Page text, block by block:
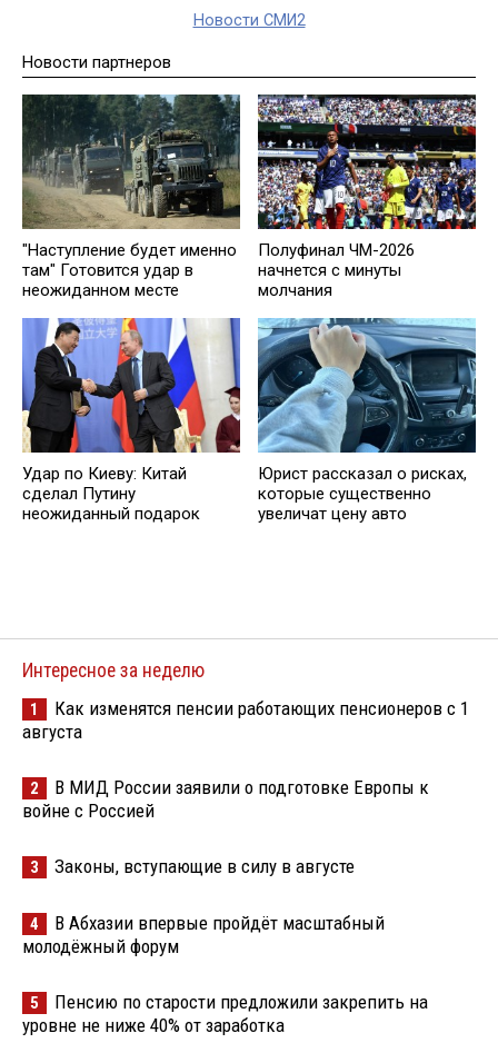
Новости СМИ2
Новости партнеров
"Наступление будет именно
там" Готовится удар в
неожиданном месте
Полуфинал ЧМ-2026
начнется с минуты
молчания
Удар по Киеву: Китай
сделал Путину
неожиданный подарок
Юрист рассказал о рисках,
которые существенно
увеличат цену авто
Интересное за неделю
1
Как изменятся пенсии работающих пенсионеров с 1
августа
2
В МИД России заявили о подготовке Европы к
войне с Россией
3 Законы, вступающие в силу в августе
4
В Абхазии впервые пройдёт масштабный
молодёжный форум
5
Пенсию по старости предложили закрепить на
уровне не ниже 40% от заработка